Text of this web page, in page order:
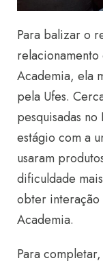
Para balizar o
Academia, ela
pela Ufes.
pesquisadas
estágio com a
usaram
dificuldade
obter interação
Academia.
Para